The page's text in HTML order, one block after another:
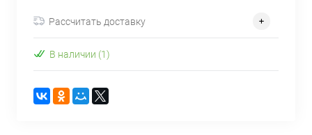
Рассчитать доставку
В наличии (1)